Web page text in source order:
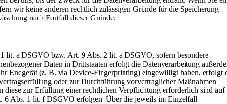
wir keine anderen rechtlich zulässigen Gründe für die Speicherung
nach Fortfall dieser Gründe.
lit. a DSGVO bzw. Art. 9 Abs. 2 lit. a DSGVO, sofern besondere
Daten in Drittstaaten erfolgt die Datenverarbeitung
Endgerät (z. B. via Device-Fingerprinting) eingewilligt haben, erfolgt
oder zur Durchführung vorvertraglicher Maßnahmen
zur Erfüllung einer rechtlichen Verpflichtung erforderlich sind auf
6 Abs. 1 lit. f DSGVO erfolgen. Über die jeweils im Einzelfall